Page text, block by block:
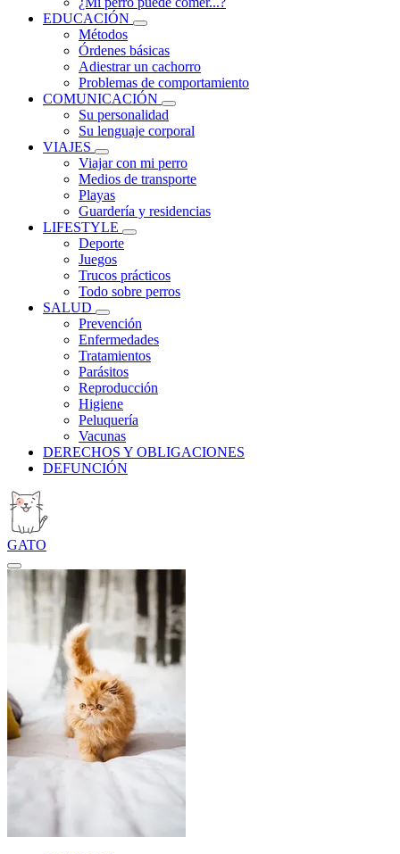
EDUCACIÓN
Métodos
Órdenes básicas
Adiestrar un cachorro
Problemas de comportamiento
COMUNICACIÓN
Su personalidad
Su lenguaje corporal
VIAJES
Viajar con mi perro
Medios de transporte
Playas
Guardería y residencias
LIFESTYLE
Deporte
Juegos
Trucos prácticos
Todo sobre perros
SALUD
Prevención
Enfermedades
Tratamientos
Parásitos
Reproducción
Higiene
Peluquería
Vacunas
DERECHOS Y OBLIGACIONES
DEFUNCIÓN
GATO